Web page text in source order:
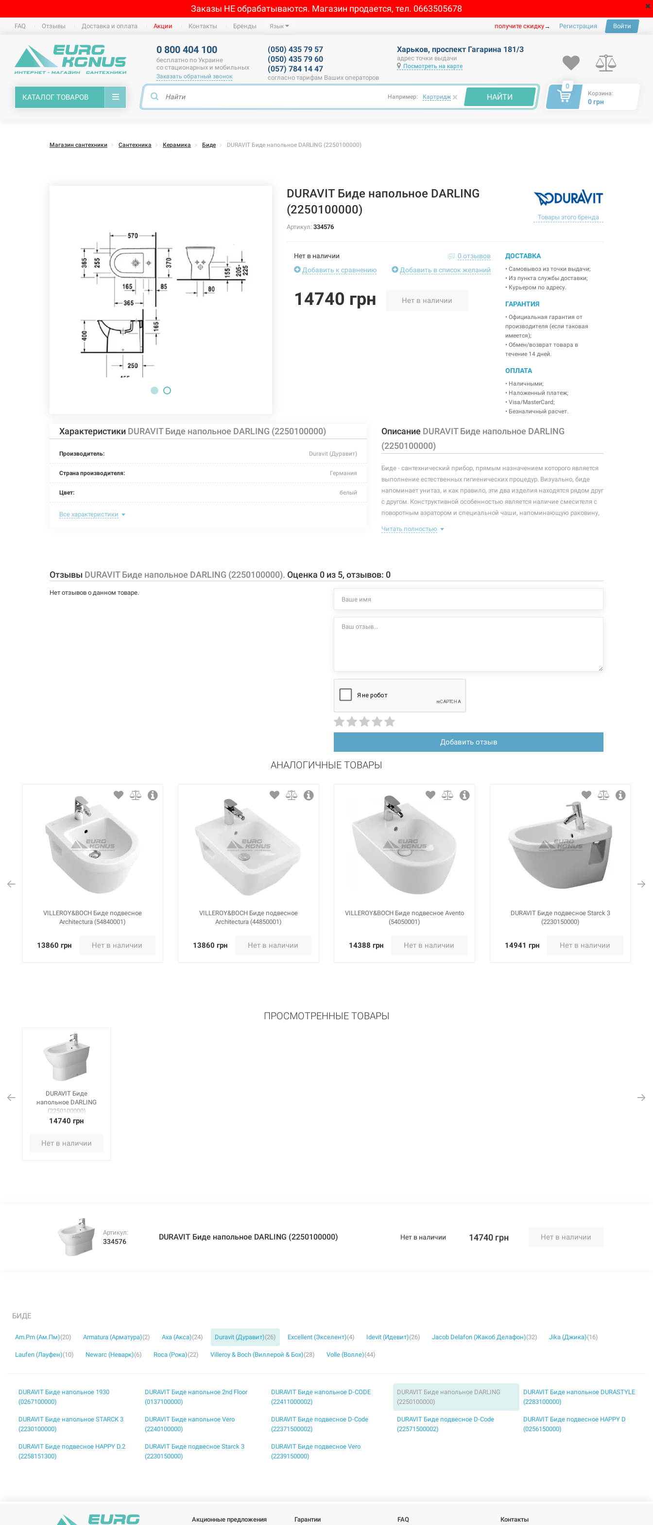
Заказы НЕ обрабатываются. Магазин продается, тел. 0663505678
FAQ Отзывы Доставка и оплата Акции Контакты Бренды Язык получите скидку→ Регистрация Войти
0 800 404 100
бесплатно по Украине
со стационарных и мобильных
Заказать обратный звонок
(050) 435 79 57
(050) 435 79 60
(057) 784 14 47
согласно тарифам Ваших операторов
Харьков, проспект Гагарина 181/3
адрес точки выдачи
Посмотреть на карте
КАТАЛОГ ТОВАРОВ Например: Картридж × НАЙТИ
0
Корзина:
0 грн
Магазин сантехники Сантехника Керамика Биде DURAVIT Биде напольное DARLING (2250100000)
DURAVIT Биде напольное DARLING
(2250100000)
Товары этого бренда
Артикул: 334576
Нет в наличии
0 отзывов
Добавить к сравнению
Добавить в список желаний
14740 грн Нет в наличии
ДОСТАВКА
• Самовывоз из точки выдачи;
• Из пункта службы доставки;
• Курьером по адресу.
ГАРАНТИЯ
• Официальная гарантия от
производителя (если таковая
имеется);
• Обмен/возврат товара в
течение 14 дней.
ОПЛАТА
• Наличными;
• Наложенный платеж;
• Visa/MasterCard;
• Безналичный расчет.
Характеристики DURAVIT Биде напольное DARLING (2250100000)
Производитель: Duravit (Дуравит)
Страна производителя: Германия
Цвет: белый
Комплектация:
овальная
Материал:
Все характеристики
Описание DURAVIT Биде напольное DARLING
(2250100000)
Биде - сантехнический прибор, прямым назначением которого является
выполнение естественных гигиенических процедур. Визуально, биде
напоминает унитаз, и как правило, эти два изделия находятся рядом друг
с другом. Конструктивной особенностью является наличие смесителя с
поворотным аэратором и специальной чаши, напоминающую раковину,
Читать полностью
Отзывы DURAVIT Биде напольное DARLING (2250100000). Оценка 0 из 5, отзывов: 0
Нет отзывов о данном товаре.
Добавить отзыв
АНАЛОГИЧНЫЕ ТОВАРЫ
VILLEROY&BOCH Биде подвесное
Architectura (54840001)
13860 грн Нет в наличии
VILLEROY&BOCH Биде подвесное
Architectura (44850001)
13860 грн Нет в наличии
VILLEROY&BOCH Биде подвесное Avento
(54050001)
14388 грн Нет в наличии
DURAVIT Биде подвесное Starck 3
(2230150000)
14941 грн Нет в наличии
ПРОСМОТРЕННЫЕ ТОВАРЫ
DURAVIT Биде
напольное DARLING
(2250100000)
14740 грн
Нет в наличии
Артикул:
334576 DURAVIT Биде напольное DARLING (2250100000) Нет в наличии 14740 грн Нет в наличии
БИДЕ
Am.Pm (Ам.Пм)(20) Armatura (Арматура)(2) Axa (Акса)(24) Duravit (Дуравит)(26) Excellent (Экселент)(4) Idevit (Идевит)(26) Jacob Delafon (Жакоб Делафон)(32) Jika (Джика)(16)
Laufen (Лауфен)(10) Newarc (Неварк)(6) Roca (Рока)(22) Villeroy & Boch (Виллерой & Бох)(28) Volle (Волле)(44)
DURAVIT Биде напольное 1930
(0267100000)
DURAVIT Биде напольное 2nd Floor
(0137100000)
DURAVIT Биде напольное D-CODE
(22411000002)
DURAVIT Биде напольное DARLING
(2250100000)
DURAVIT Биде напольное DURASTYLE
(2283100000)
DURAVIT Биде напольное STARCK 3
(2230100000)
DURAVIT Биде напольное Vero
(2240100000)
DURAVIT Биде подвесное D-Code
(22371500002)
DURAVIT Биде подвесное D-Code
(22571500002)
DURAVIT Биде подвесное HAPPY D
(0256150000)
DURAVIT Биде подвесное HAPPY D.2
(2258151300)
DURAVIT Биде подвесное Starck 3
(2230150000)
DURAVIT Биде подвесное Vero
(2239150000)
Акционные предложения Гарантии FAQ Контакты